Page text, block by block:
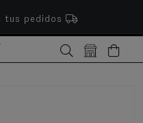
tus pedidos
Bolsa